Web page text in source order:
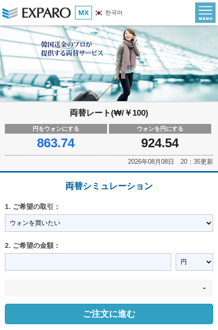
MX 한국어
両替レート(₩/￥100)
円をウォンにする
863.74
ウォンを円にする
924.54
2026年08月08日 20：35更新
両替シミュレーション
1. ご希望の取引：
2. ご希望の金額：
-
ご注文に進む